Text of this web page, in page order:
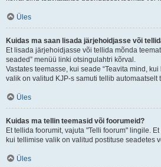
Üles
Kuidas ma saan lisada järjehoidjasse või
Et lisada järjehoidjasse või tellida mõnda
seaded” menüü linki otsingulahtri kõrval.
Vastates teemasse, kui seade “Teavita mind,
valik on valitud KJP-s samuti tellib automaatselt
Üles
Kuidas ma tellin teemasid või foorumeid?
Et tellida foorumit, vajuta "Telli foorum" lingile.
kui tellimise valik on valitud postituse seadetes
Üles